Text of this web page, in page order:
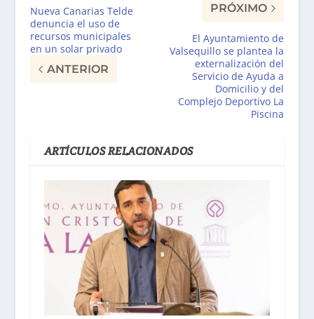
Nueva Canarias Telde
denuncia el uso de
recursos municipales
en un solar privado
ANTERIOR
PRÓXIMO
El Ayuntamiento de
Valsequillo se plantea la
externalización del
Servicio de Ayuda a
Domicilio y del
Complejo Deportivo La
Piscina
ARTÍCULOS RELACIONADOS